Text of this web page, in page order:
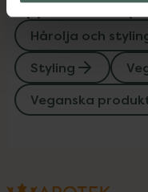
Upptäck flera
Hårolja och
Styling
Veganska